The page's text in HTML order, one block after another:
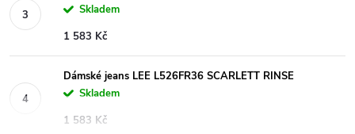
Skladem
1 583 Kč
Dámské jeans LEE L526FR36 SCARLETT RINSE
Skladem
1 583 Kč